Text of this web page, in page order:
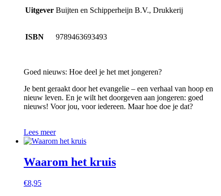
Uitgever Buijten en Schipperheijn B.V., Drukkerij
ISBN 9789463693493
Goed nieuws: Hoe deel je het met jongeren?
Je bent geraakt door het evangelie – een verhaal van hoop en
nieuw leven. En je wilt het doorgeven aan jongeren: goed
nieuws! Voor jou, voor iedereen. Maar hoe doe je dat?
Lees meer
Waarom het kruis
€8,95